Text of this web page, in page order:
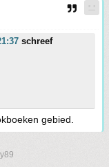
schreef
gebied.